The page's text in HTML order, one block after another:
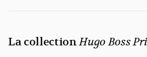
La collectionHugo Boss